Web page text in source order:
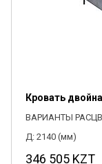
Кровать
ВАРИАНТЫ
Д: 2140 (мм)
346 505 KZT